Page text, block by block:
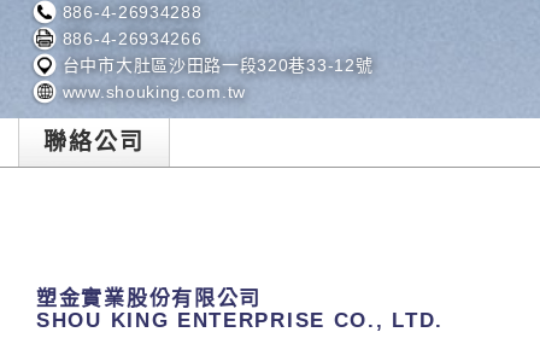
886-4-26934288
886-4-26934266
台中市大肚區沙田路一段320巷33-12號
www.shouking.com.tw
聯絡公司
塑金實業股份有限公司
SHOU KING ENTERPRISE CO., LTD.